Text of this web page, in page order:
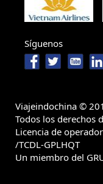
Síguenos
Viajeindochina ©
Todos los derechos
Licencia de
/TCDL-GPLHQT
Un miembro del